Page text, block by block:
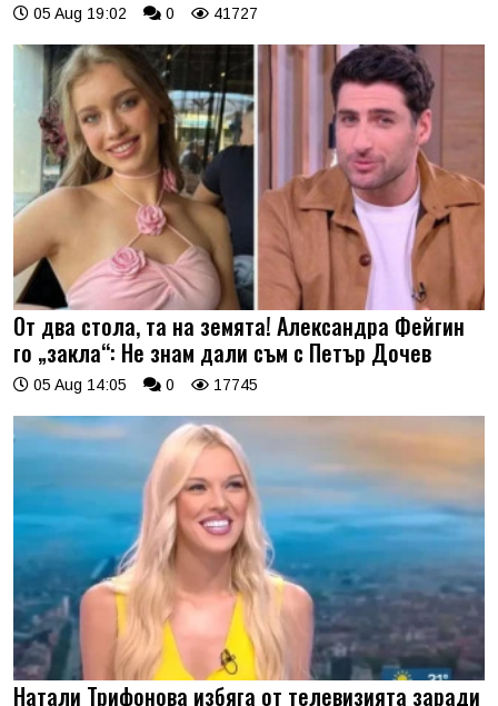
05 Aug 19:02 0 41727
От два стола, та на земята! Александра Фейгин
го „закла“: Не знам дали съм с Петър Дочев
05 Aug 14:05 0 17745
Натали Трифонова избяга от телевизията заради